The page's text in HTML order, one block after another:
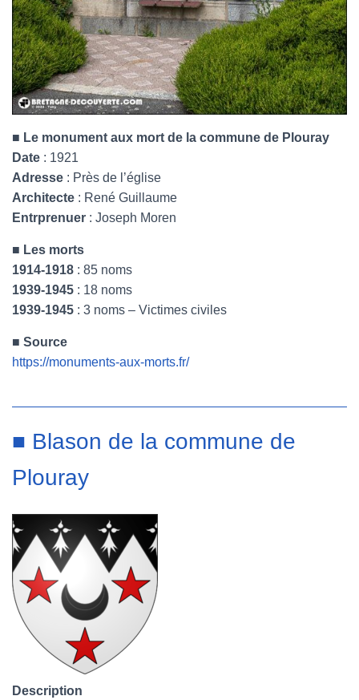
■ Le monument aux mort de la commune de Plouray
Date : 1921
Adresse : Près de l’église
Architecte : René Guillaume
Entrprenuer : Joseph Moren
■ Les morts
1914-1918 : 85 noms
1939-1945 : 18 noms
1939-1945 : 3 noms – Victimes civiles
■ Source
https://monuments-aux-morts.fr/
■ Blason de la commune de
Plouray
Description